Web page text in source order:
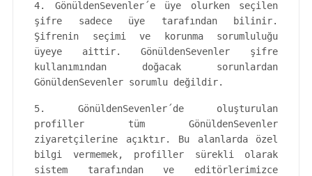
4. GönüldenSevenler´e üye olurken seçilen
şifre sadece üye tarafından bilinir.
Şifrenin seçimi ve korunma sorumluluğu
üyeye aittir. GönüldenSevenler şifre
kullanımından doğacak sorunlardan
GönüldenSevenler sorumlu değildir.
5. GönüldenSevenler´de oluşturulan
profiller tüm GönüldenSevenler
ziyaretçilerine açıktır. Bu alanlarda özel
bilgi vermemek, profiller sürekli olarak
sistem tarafından ve editörlerimizce